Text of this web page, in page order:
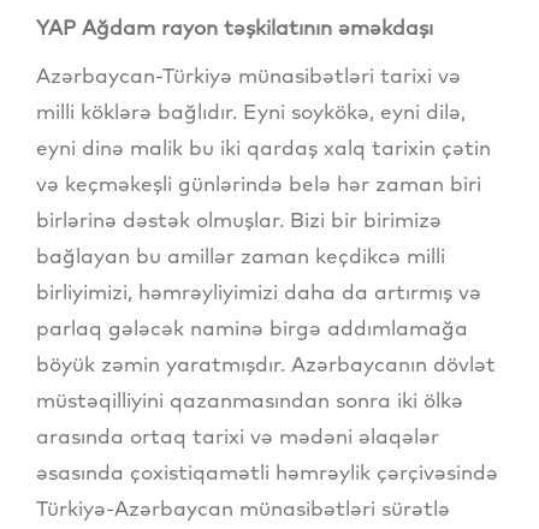
YAP Ağdam rayon təşkilatının əməkdaşı
Azərbaycan-Türkiyə münasibətləri tarixi və
milli köklərə bağlıdır. Eyni soykökə, eyni dilə,
eyni dinə malik bu iki qardaş xalq tarixin çətin
və keçməkeşli günlərində belə hər zaman biri
birlərinə dəstək olmuşlar. Bizi bir birimizə
bağlayan bu amillər zaman keçdikcə milli
birliyimizi, həmrəyliyimizi daha da artırmış və
parlaq gələcək naminə birgə addımlamağa
böyük zəmin yaratmışdır. Azərbaycanın dövlət
müstəqilliyini qazanmasından sonra iki ölkə
arasında ortaq tarixi və mədəni əlaqələr
əsasında çoxistiqamətli həmrəylik çərçivəsində
Türkiyə-Azərbaycan münasibətləri sürətlə